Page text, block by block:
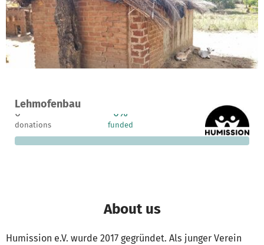
Lehmofenbau
A project in Benga, Malawi
0
donations
0%
funded
€2,450
still needed
About us
Humission e.V. wurde 2017 gegründet. Als junger Verein